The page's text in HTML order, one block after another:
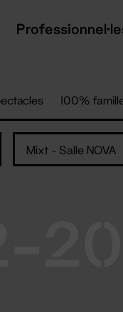
100%
Mixt - Salle NOVA